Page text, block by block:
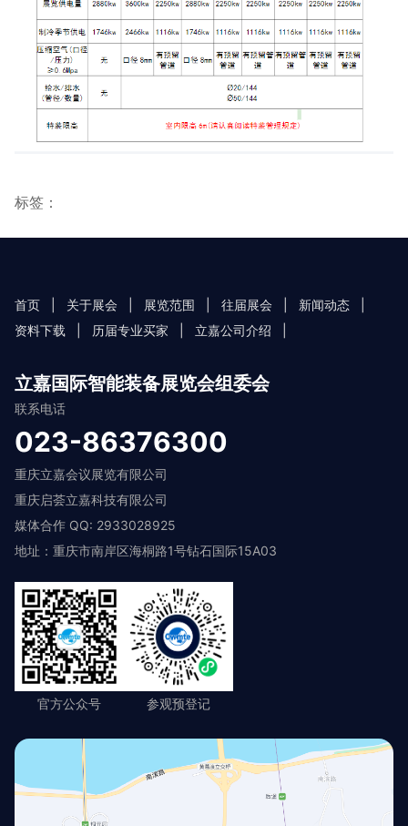
标签：
首页 关于展会 展览范围 往届展会 新闻动态
资料下载
历届专业买家 立嘉公司介绍
立嘉国际智能装备展览会组委会
联系电话
023-86376300
重庆立嘉会议展览有限公司
重庆启荟立嘉科技有限公司
媒体合作 QQ: 2933028925
地址：重庆市南岸区海桐路1号钻石国际15A03
官方公众号 参观预登记